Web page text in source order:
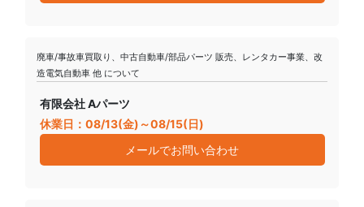
廃車/事故車買取り、中古自動車/部品パーツ 販売、レンタカー事業、改
造電気自動車 他 について
有限会社 Aパーツ
休業日：08/13(金)～08/15(日)
メールでお問い合わせ